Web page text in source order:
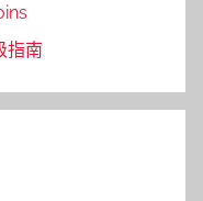
指南